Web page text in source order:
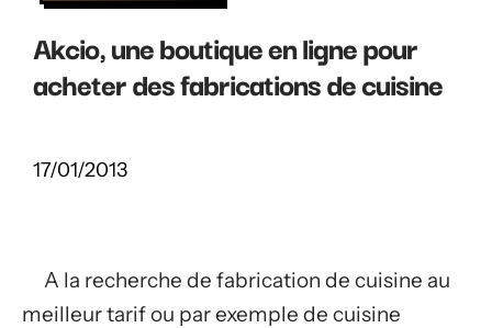
Akcio, une boutique en ligne pour
acheter des fabrications de cuisine
17/01/2013
A la recherche de fabrication de cuisine au
meilleur tarif ou par exemple de cuisine